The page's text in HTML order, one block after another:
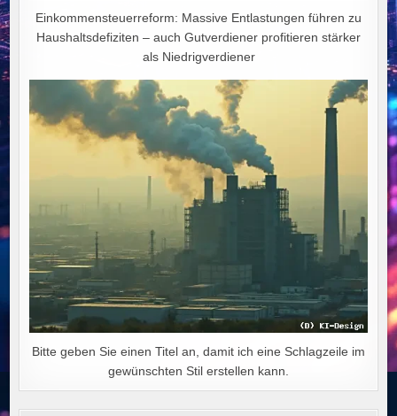
Einkommensteuerreform: Massive Entlastungen führen zu
Haushaltsdefiziten – auch Gutverdiener profitieren stärker
als Niedrigverdiener
Bitte geben Sie einen Titel an, damit ich eine Schlagzeile im
gewünschten Stil erstellen kann.